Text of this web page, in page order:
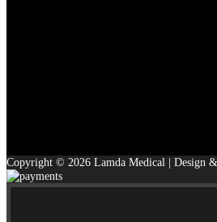
Copyright © 2026 Lamda Medical | Design